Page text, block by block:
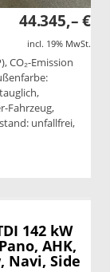
44.345,– €
incl. 19% MwSt.
CO₂-Emission
Fahrzeug,
unfallfrei,
142 kW
AHK,
Navi, Side